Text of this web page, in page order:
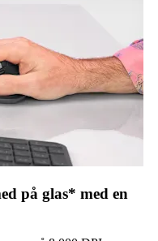
på glas* med en